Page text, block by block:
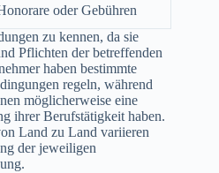
oder Gebühren
zu kennen, da sie
Pflichten der betreffenden
haben bestimmte
regeln, während
möglicherweise eine
ihrer Berufstätigkeit haben.
Land zu Land variieren
der jeweiligen